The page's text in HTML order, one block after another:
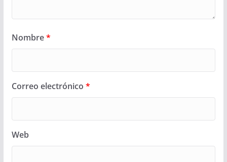
Nombre*
Correo electrónico *
Web